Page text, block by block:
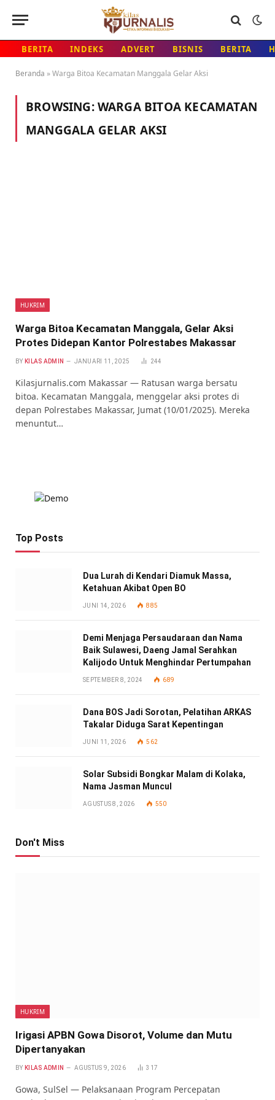
BERITA INDEKS ADVERT BISNIS BERITA
Beranda »Warga Bitoa Kecamatan Manggala Gelar Aksi
BROWSING:WARGA BITOA KECAMATAN
MANGGALA GELAR AKSI
HUKRIM
Warga Bitoa Kecamatan Manggala, Gelar Aksi
Protes Didepan Kantor Polrestabes Makassar
BY KILAS ADMIN JANUARI 11, 2025 244
Kilasjurnalis.com Makassar — Ratusan warga bersatu
bitoa. Kecamatan Manggala, menggelar aksi protes di
depan Polrestabes Makassar, Jumat (10/01/2025). Mereka
menuntut…
Top Posts
Dua Lurah di Kendari Diamuk Massa,
Ketahuan Akibat Open BO
JUNI 14, 2026 885
Demi Menjaga Persaudaraan dan Nama
Baik Sulawesi, Daeng Jamal Serahkan
Kalijodo Untuk Menghindar Pertumpahan
SEPTEMBER 8, 2024 689
Dana BOS Jadi Sorotan, Pelatihan ARKAS
Takalar Diduga Sarat Kepentingan
JUNI 11, 2026 562
Solar Subsidi Bongkar Malam di Kolaka,
Nama Jasman Muncul
AGUSTUS 8, 2026 550
Don't Miss
HUKRIM
Irigasi APBN Gowa Disorot, Volume dan Mutu
Dipertanyakan
BY KILAS ADMIN AGUSTUS 9, 2026 317
Gowa, SulSel — Pelaksanaan Program Percepatan